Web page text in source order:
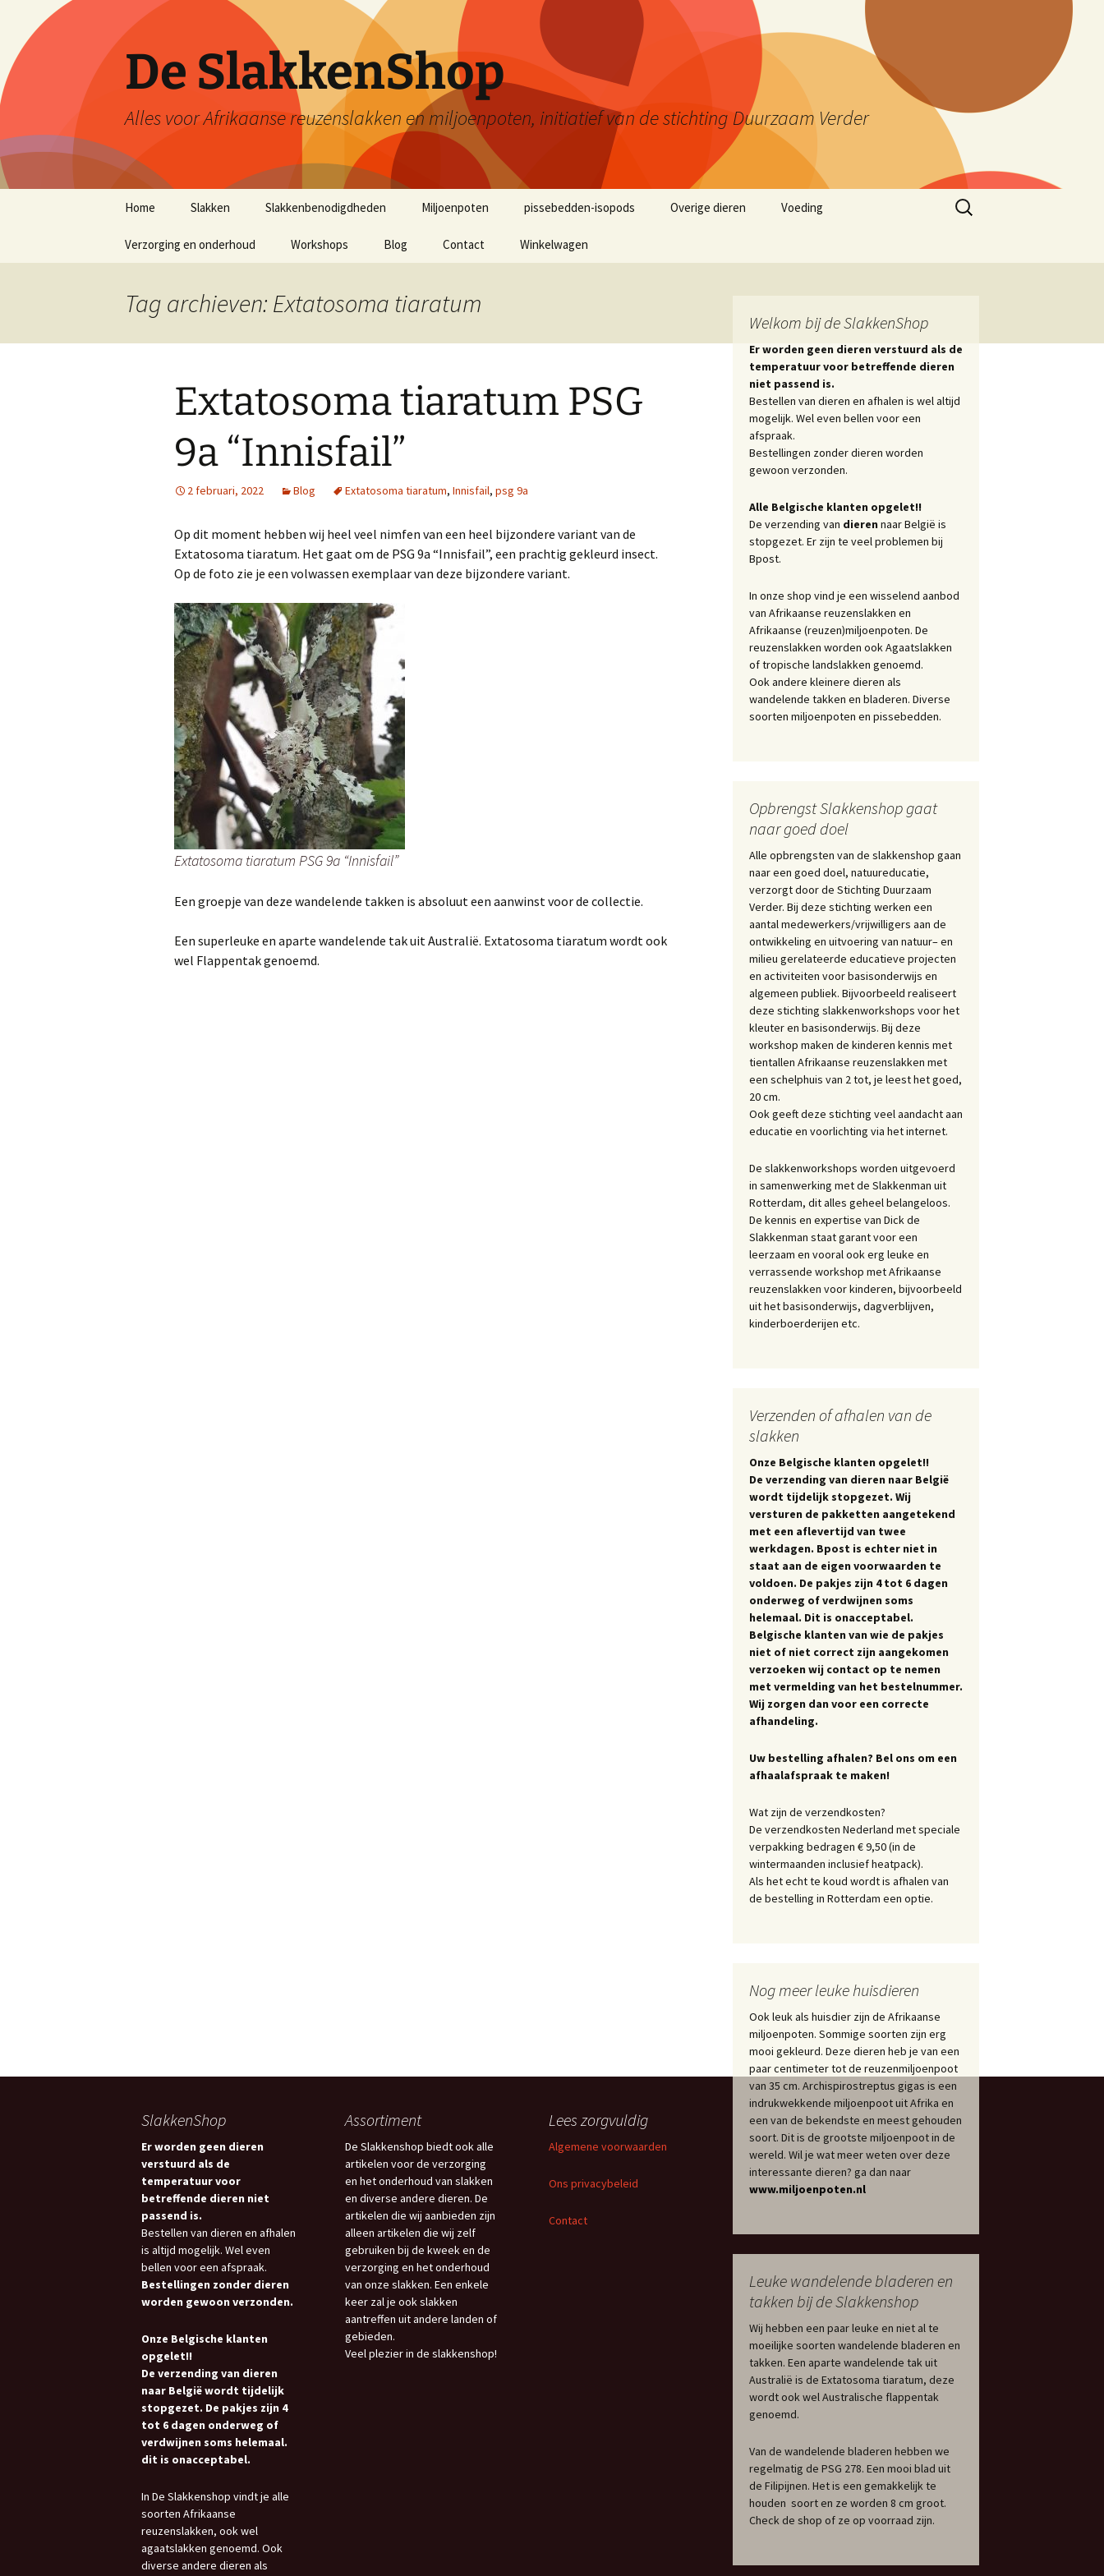
De SlakkenShop
Alles voor Afrikaanse reuzenslakken en miljoenpoten, initiatief van de stichting Duurzaam Verder
Home Slakken Slakkenbenodigdheden Miljoenpoten pissebedden-isopods Overige dieren Voeding
Verzorging en onderhoud Workshops Blog Contact Winkelwagen
Zoeken
naar:
Tag archieven: Extatosoma tiaratum
Extatosoma tiaratum PSG
9a “Innisfail”
2 februari, 2022 Blog Extatosoma tiaratum, Innisfail, psg 9a
Op dit moment hebben wij heel veel nimfen van een heel bijzondere variant van de
Extatosoma tiaratum. Het gaat om de PSG 9a “Innisfail”, een prachtig gekleurd insect.
Op de foto zie je een volwassen exemplaar van deze bijzondere variant.
Extatosoma tiaratum PSG 9a “Innisfail”
Een groepje van deze wandelende takken is absoluut een aanwinst voor de collectie.
Een superleuke en aparte wandelende tak uit Australië. Extatosoma tiaratum wordt ook
wel Flappentak genoemd.
Welkom bij de SlakkenShop
Er worden geen dieren verstuurd als de
temperatuur voor betreffende dieren
niet passend is.
Bestellen van dieren en afhalen is wel altijd
mogelijk. Wel even bellen voor een
afspraak.
Bestellingen zonder dieren worden
gewoon verzonden.
Alle Belgische klanten opgelet!!
De verzending van dieren naar België is
stopgezet. Er zijn te veel problemen bij
Bpost.
In onze shop vind je een wisselend aanbod
van Afrikaanse reuzenslakken en
Afrikaanse (reuzen)miljoenpoten. De
reuzenslakken worden ook Agaatslakken
of tropische landslakken genoemd.
Ook andere kleinere dieren als
wandelende takken en bladeren. Diverse
soorten miljoenpoten en pissebedden.
Opbrengst Slakkenshop gaat
naar goed doel
Alle opbrengsten van de slakkenshop gaan
naar een goed doel, natuureducatie,
verzorgt door de Stichting Duurzaam
Verder. Bij deze stichting werken een
aantal medewerkers/vrijwilligers aan de
ontwikkeling en uitvoering van natuur– en
milieu gerelateerde educatieve projecten
en activiteiten voor basisonderwijs en
algemeen publiek. Bijvoorbeeld realiseert
deze stichting slakkenworkshops voor het
kleuter en basisonderwijs. Bij deze
workshop maken de kinderen kennis met
tientallen Afrikaanse reuzenslakken met
een schelphuis van 2 tot, je leest het goed,
20 cm.
Ook geeft deze stichting veel aandacht aan
educatie en voorlichting via het internet.
De slakkenworkshops worden uitgevoerd
in samenwerking met de Slakkenman uit
Rotterdam, dit alles geheel belangeloos.
De kennis en expertise van Dick de
Slakkenman staat garant voor een
leerzaam en vooral ook erg leuke en
verrassende workshop met Afrikaanse
reuzenslakken voor kinderen, bijvoorbeeld
uit het basisonderwijs, dagverblijven,
kinderboerderijen etc.
Verzenden of afhalen van de
slakken
Onze Belgische klanten opgelet!!
De verzending van dieren naar België
wordt tijdelijk stopgezet. Wij
versturen de pakketten aangetekend
met een aflevertijd van twee
werkdagen. Bpost is echter niet in
staat aan de eigen voorwaarden te
voldoen. De pakjes zijn 4 tot 6 dagen
onderweg of verdwijnen soms
helemaal. Dit is onacceptabel.
Belgische klanten van wie de pakjes
niet of niet correct zijn aangekomen
verzoeken wij contact op te nemen
met vermelding van het bestelnummer.
Wij zorgen dan voor een correcte
afhandeling.
Uw bestelling afhalen? Bel ons om een
afhaalafspraak te maken!
Wat zijn de verzendkosten?
De verzendkosten Nederland met speciale
verpakking bedragen € 9,50 (in de
wintermaanden inclusief heatpack).
Als het echt te koud wordt is afhalen van
de bestelling in Rotterdam een optie.
Nog meer leuke huisdieren
Ook leuk als huisdier zijn de Afrikaanse
miljoenpoten. Sommige soorten zijn erg
mooi gekleurd. Deze dieren heb je van een
paar centimeter tot de reuzenmiljoenpoot
van 35 cm. Archispirostreptus gigas is een
indrukwekkende miljoenpoot uit Afrika en
een van de bekendste en meest gehouden
soort. Dit is de grootste miljoenpoot in de
wereld. Wil je wat meer weten over deze
interessante dieren? ga dan naar
www.miljoenpoten.nl
Leuke wandelende bladeren en
takken bij de Slakkenshop
Wij hebben een paar leuke en niet al te
moeilijke soorten wandelende bladeren en
takken. Een aparte wandelende tak uit
Australië is de Extatosoma tiaratum, deze
wordt ook wel Australische flappentak
genoemd.
Van de wandelende bladeren hebben we
regelmatig de PSG 278. Een mooi blad uit
de Filipijnen. Het is een gemakkelijk te
houden soort en ze worden 8 cm groot.
Check de shop of ze op voorraad zijn.
SlakkenShop
Er worden geen dieren
verstuurd als de
temperatuur voor
betreffende dieren niet
passend is.
Bestellen van dieren en afhalen
is altijd mogelijk. Wel even
bellen voor een afspraak.
Bestellingen zonder dieren
worden gewoon verzonden.
Onze Belgische klanten
opgelet!!
De verzending van dieren
naar België wordt tijdelijk
stopgezet. De pakjes zijn 4
tot 6 dagen onderweg of
verdwijnen soms helemaal.
dit is onacceptabel.
In De Slakkenshop vindt je alle
soorten Afrikaanse
reuzenslakken, ook wel
agaatslakken genoemd. Ook
diverse andere dieren als
Assortiment
De Slakkenshop biedt ook alle
artikelen voor de verzorging
en het onderhoud van slakken
en diverse andere dieren. De
artikelen die wij aanbieden zijn
alleen artikelen die wij zelf
gebruiken bij de kweek en de
verzorging en het onderhoud
van onze slakken. Een enkele
keer zal je ook slakken
aantreffen uit andere landen of
gebieden.
Veel plezier in de slakkenshop!
Lees zorgvuldig
Algemene voorwaarden
Ons privacybeleid
Contact